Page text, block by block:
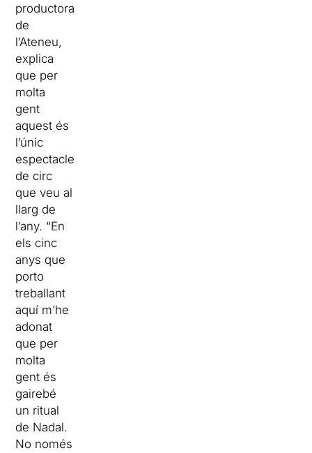
productora
de
l’Ateneu,
explica
que per
molta
gent
aquest és
l’únic
espectacle
de circ
que veu al
llarg de
l’any. “En
els cinc
anys que
porto
treballant
aquí m’he
adonat
que per
molta
gent és
gairebé
un ritual
de Nadal.
No només